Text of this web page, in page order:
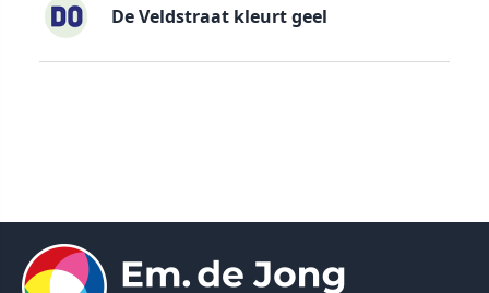
De Veldstraat kleurt geel